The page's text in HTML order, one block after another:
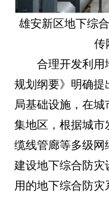
雄安新区地下综
传
合理开发利用
规划纲要》明确提
局基础设施，在
集地区，根据城市
缆线管廊等多级网
建设地下综合防灾
用的地下综合防灾